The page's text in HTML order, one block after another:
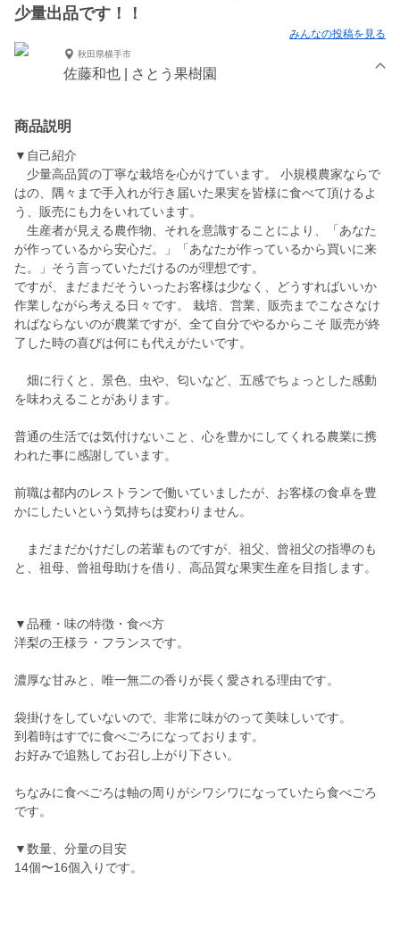
少量出品です！！
みんなの投稿を見る
秋田県横手市
佐藤和也 | さとう果樹園
商品説明
▼自己紹介
少量高品質の丁寧な栽培を心がけています。 小規模農家ならで
はの、隅々まで手入れが行き届いた果実を皆様に食べて頂けるよ
う、販売にも力をいれています。
生産者が見える農作物、それを意識することにより、「あなた
が作っているから安心だ。」「あなたが作っているから買いに来
た。」そう言っていただけるのが理想です。
ですが、まだまだそういったお客様は少なく、どうすればいいか
作業しながら考える日々です。 栽培、営業、販売までこなさなけ
ればならないのが農業ですが、全て自分でやるからこそ 販売が終
了した時の喜びは何にも代えがたいです。
畑に行くと、景色、虫や、匂いなど、五感でちょっとした感動
を味わえることがあります。
普通の生活では気付けないこと、心を豊かにしてくれる農業に携
われた事に感謝しています。
前職は都内のレストランで働いていましたが、お客様の食卓を豊
かにしたいという気持ちは変わりません。
まだまだかけだしの若輩ものですが、祖父、曾祖父の指導のも
と、祖母、曾祖母助けを借り、高品質な果実生産を目指します。
▼品種・味の特徴・食べ方
洋梨の王様ラ・フランスです。
濃厚な甘みと、唯一無二の香りが長く愛される理由です。
袋掛けをしていないので、非常に味がのって美味しいです。
到着時はすでに食べごろになっております。
お好みで追熟してお召し上がり下さい。
ちなみに食べごろは軸の周りがシワシワになっていたら食べごろ
です。
▼数量、分量の目安
14個〜16個入りです。